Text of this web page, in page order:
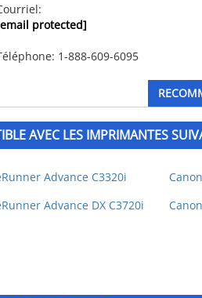
protected]
1-888-609-6095
AVEC LES IMPRIMANTES
Advance C3320i
Advance DX C3720i